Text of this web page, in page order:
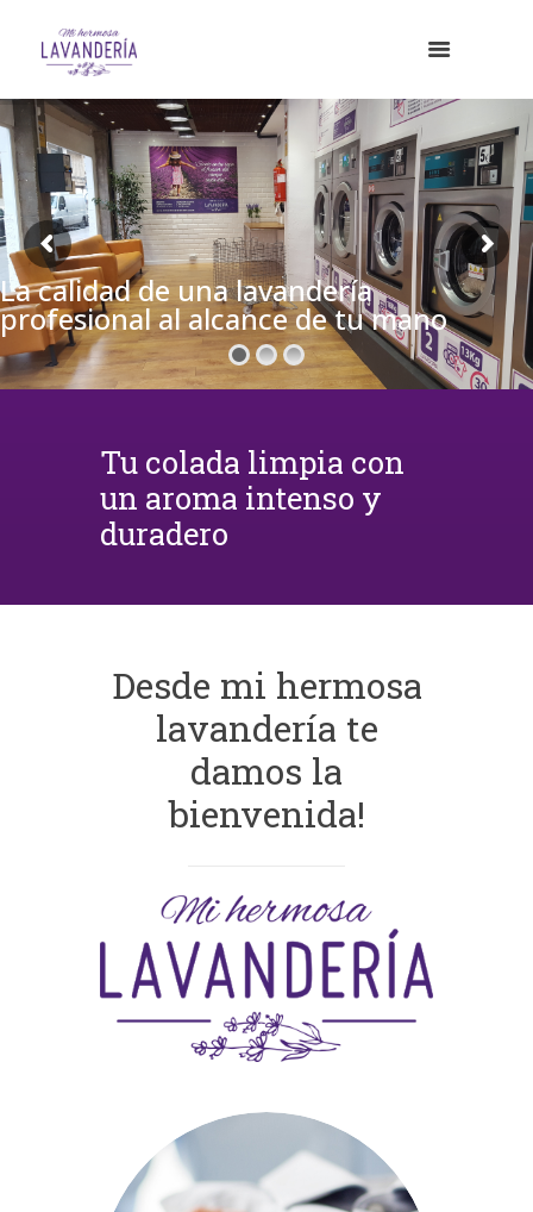
La calidad de una lavandería
profesional al alcance de tu mano
Tu colada limpia con
un aroma intenso y
duradero
Desde mi hermosa
lavandería te
damos la
bienvenida!